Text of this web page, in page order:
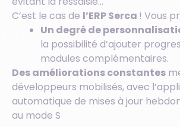
C’est le cas de l’ERP Serca ! Vous
Un degré de
la possibilité d’ajouter
modules complémentaires.
Des améliorations constantes
développeurs mobilisés, avec
automatique de mises à jour
au mode S